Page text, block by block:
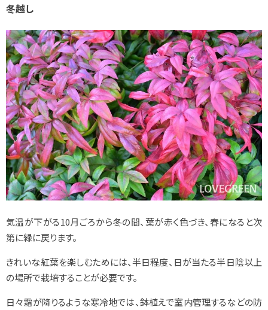
冬越し
気温が下がる10月ごろから冬の間、葉が赤く色づき、春になると次
第に緑に戻ります。
きれいな紅葉を楽しむためには、半日程度、日が当たる半日陰以上
の場所で栽培することが必要です。
日々霜が降りるような寒冷地では、鉢植えで室内管理するなどの防